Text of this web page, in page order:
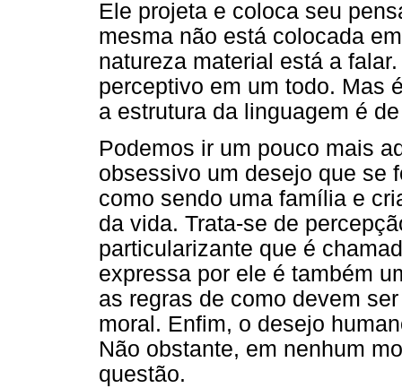
Ele projeta e coloca seu
mesma não está colocada
natureza material está a
perceptivo em um todo. Mas
a estrutura da linguagem é
Podemos ir um pouco mais
obsessivo um desejo que se
como sendo uma família e
da vida. Trata-se de
particularizante que é
expressa por ele é também
as regras de como devem
moral. Enfim, o desejo
Não obstante, em nenhum
questão.